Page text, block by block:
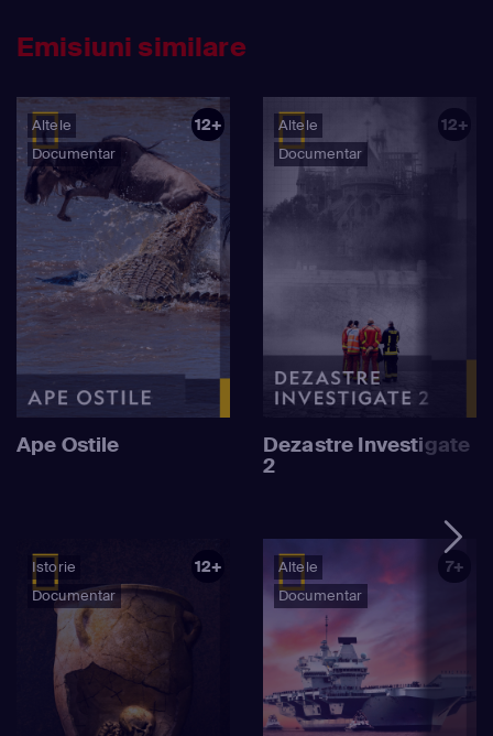
Emisiuni similare
Altele
Documentar
12+
Ape Ostile
Altele
Documentar
12+
Dezastre Investigate
2
Istorie
Documentar
12+
Altele
Documentar
7+